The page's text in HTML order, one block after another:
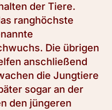
der Tiere.
ranghöchste
Die übrigen
anschließend
die Jungtiere
sogar an der
den jüngeren